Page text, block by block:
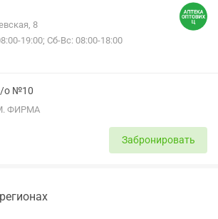
8
19:00; Сб-Вс: 08:00-18:00
о №10
ФИРМА
Забронировать